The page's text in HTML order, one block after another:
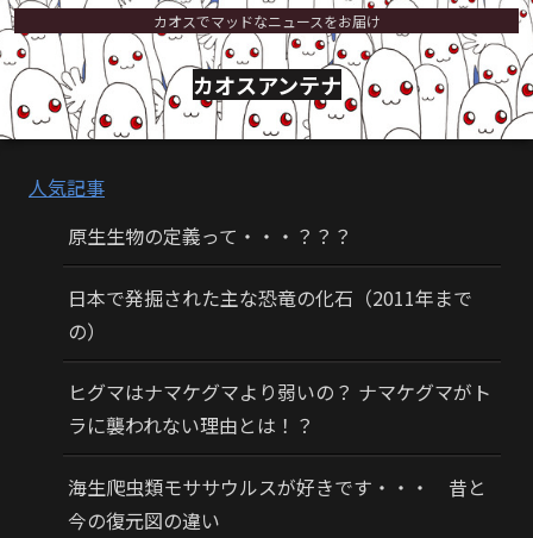
カオスでマッドなニュースをお届け
カオスアンテナ
人気記事
原生生物の定義って・・・？？？
日本で発掘された主な恐竜の化石（2011年まで
の）
ヒグマはナマケグマより弱いの？ ナマケグマがト
ラに襲われない理由とは！？
海生爬虫類モササウルスが好きです・・・ 昔と
今の復元図の違い